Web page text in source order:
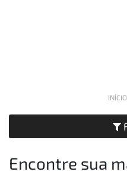
INÍCIO
Encontre sua